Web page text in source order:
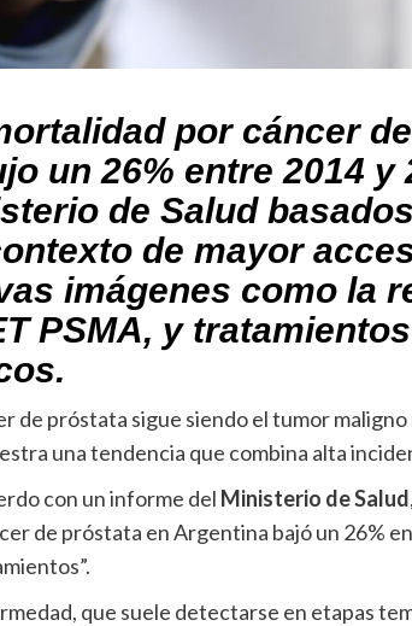
por cáncer
un 26% entre 2014
de Salud
de mayor
imágenes como la
PSMA, y
de próstata sigue siendo el tumor
una tendencia que combina alta
con un informe del Ministerio de Salud
de próstata en Argentina bajó un 26%
que suele detectarse en etapas